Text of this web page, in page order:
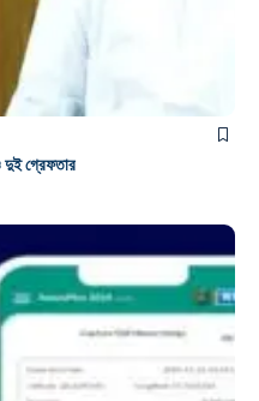
দুই গ্রেফতার